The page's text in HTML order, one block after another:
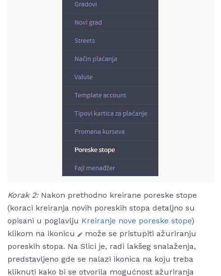
Korak 2: Nakon prethodno kreirane poreske stope
(koraci kreiranja novih poreskih stopa detaljno su
opisani u poglavlju Kreiranje nove poreske stope)
klikom na ikonicu
može se pristupiti ažuriranju
poreskih stopa. Na Slici je, radi lakšeg snalaženja,
predstavljeno gde se nalazi ikonica na koju treba
kliknuti kako bi se otvorila mogućnost ažuriranja